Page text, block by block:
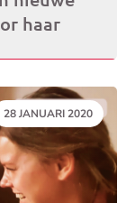
haar
DATUM:
28 JANUARI 2020